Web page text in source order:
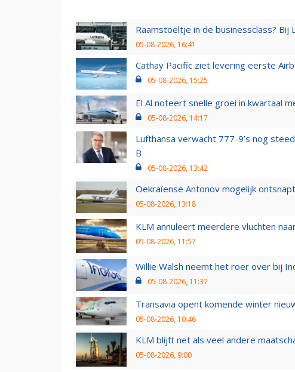
Raamstoeltje in de businessclass?
05-08-2026, 16:41
Cathay Pacific ziet levering eerste
05-08-2026, 15:25
El Al noteert snelle groei in kwartaal
05-08-2026, 14:17
Lufthansa verwacht 777-9’s nog
B
05-08-2026, 13:42
Oekraïense Antonov mogelijk
05-08-2026, 13:18
KLM annuleert meerdere vluchten
05-08-2026, 11:57
Willie Walsh neemt het roer over bij
05-08-2026, 11:37
Transavia opent komende winter
05-08-2026, 10:46
KLM blijft net als veel andere
05-08-2026, 9:00